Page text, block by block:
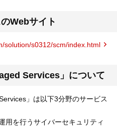
Webサイト
solution/s0312/scm/index.html
Services」について
」は以下3分野のサービス
を行うサイバーセキュリティ